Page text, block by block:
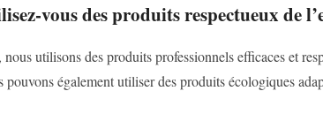
vous des produits respectueux de
utilisons des produits professionnels efficaces et
pouvons également utiliser des produits écologiques